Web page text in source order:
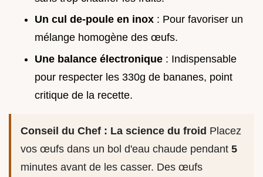
Un cul de-poule en inox : Pour favoriser un
mélange homogène des œufs.
Une balance électronique : Indispensable
pour respecter les 330g de bananes, point
critique de la recette.
Conseil du Chef : La science du froid Placez
vos œufs dans un bol d'eau chaude pendant 5
minutes avant de les casser. Des œufs